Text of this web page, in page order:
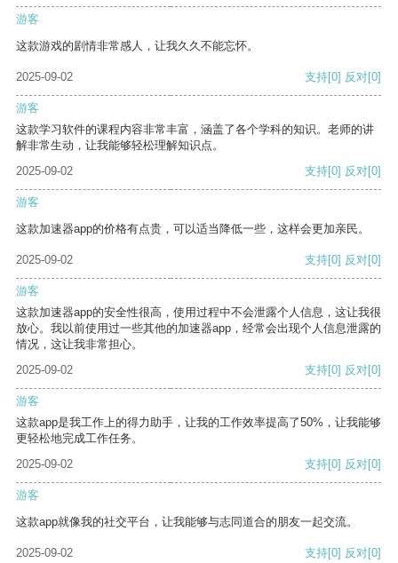
游客
这款游戏的剧情非常感人，让我久久不能忘怀。
2025-09-02 支持[0] 反对[0]
游客
这款学习软件的课程内容非常丰富，涵盖了各个学科的知识。老师的讲
解非常生动，让我能够轻松理解知识点。
2025-09-02
支持[0] 反对[0]
游客
这款加速器app的价格有点贵，可以适当降低一些，这样会更加亲民。
2025-09-02 支持[0] 反对[0]
游客
这款加速器app的安全性很高，使用过程中不会泄露个人信息，这让我很
放心。我以前使用过一些其他的加速器app，经常会出现个人信息泄露的
情况，这让我非常担心。
2025-09-02
支持[0] 反对[0]
游客
这款app是我工作上的得力助手，让我的工作效率提高了50%，让我能够
更轻松地完成工作任务。
2025-09-02
支持[0] 反对[0]
游客
这款app就像我的社交平台，让我能够与志同道合的朋友一起交流。
2025-09-02 支持[0] 反对[0]